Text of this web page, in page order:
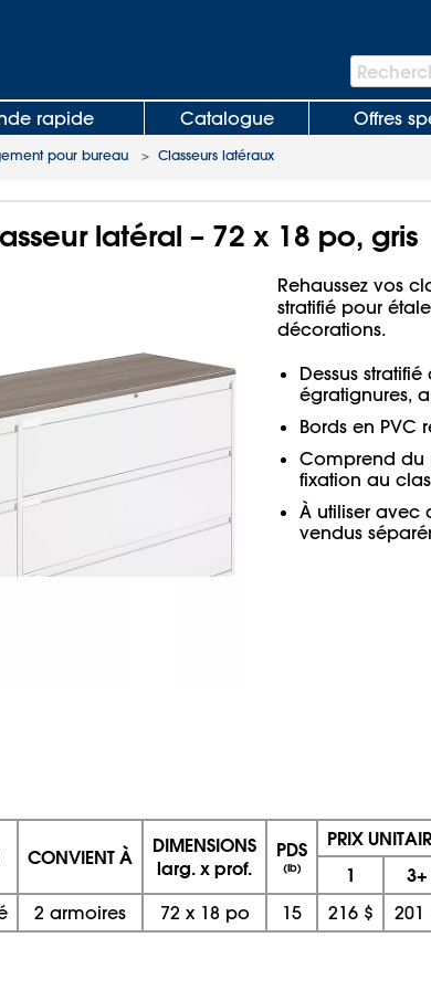
Barre
de
recherche
rapide Catalogue Offres
pour bureau > Classeurs latéraux
latéral – 72 x 18 po, gris
Rehaussez vos
stratifié pour
décorations.
Dessus
égratignures,
Bords en PVC
Comprend du
fixation au
À utiliser avec
vendus
CONVIENT À
DIMENSIONS
larg. x prof.
PDS
(lb)
PRIX
1 3+
2 armoires 72 x 18 po 15 216 $ 201